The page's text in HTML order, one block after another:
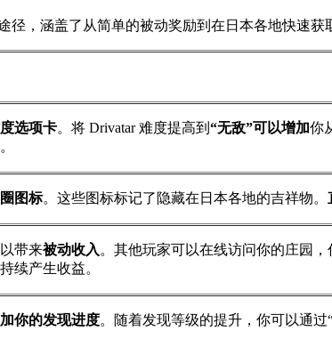
径，涵盖了从简单的被动奖励到在日本各地快速获
选项卡。将 Drivatar 难度提高到 “无敌”可以增加你
图标。这些图标标记了隐藏在日本各地的吉祥物。
带来被动收入 。其他玩家可以在线访问你的庄园
续产生收益。
你的发现进度。随着发现等级的提升，你可以通